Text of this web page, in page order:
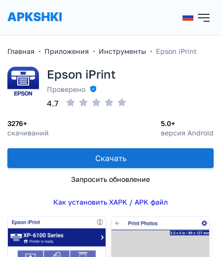
Главная Приложения Инструменты Epson iPrint
Epson iPrint
Проверено
3276+
скачиваний
5.0+
версия Android
4.7
Скачать
Запросить обновление
Как установить XAPK / APK файл